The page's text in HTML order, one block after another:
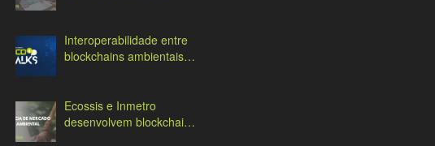
Interoperabilidade entre
blockchains ambientais:
Ecossis e Inmetro
desenvolvem blockchain